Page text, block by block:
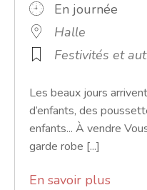
En journée
Halle
Festivités et
Les beaux jours
d’enfants, des
enfants... À vendre
garde robe [...]
En savoir plus